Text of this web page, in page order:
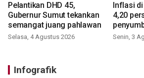
Pelantikan DHD 45,
Gubernur Sumut tekankan
semangat juang pahlawan
Selasa, 4 Agustus 2026
Inflasi
4,20
Senin, 3
Infografik